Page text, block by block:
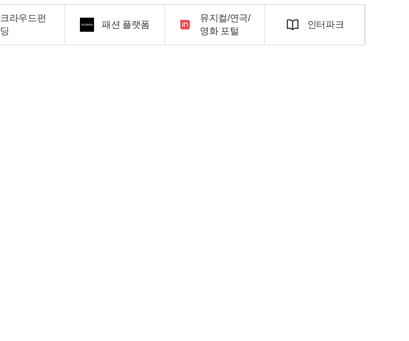
크라우드펀
딩
패션 플랫폼
뮤지컬/연극/
영화 포털
인터파크